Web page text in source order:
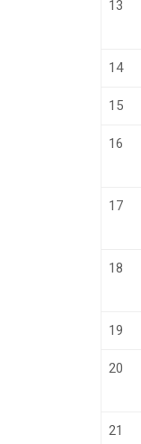
13
14
15
16
17
18
19
20
21